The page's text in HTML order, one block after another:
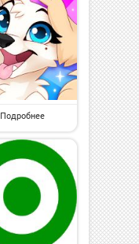
Подробнее